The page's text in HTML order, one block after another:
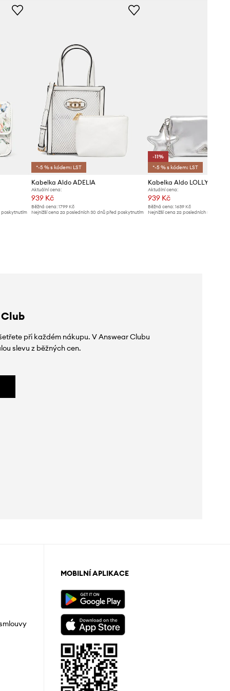
poskytnutím
*-5 % s kódem: LST
Kabelka Aldo ADELIA
Aktuální cena:
939 Kč
Běžná cena:1799 Kč
Nejnižší cena za posledních 30 dnů před poskytnutím
-11%
*-5 % s kódem: LST
Kabelka Aldo LOLLYBAG
Aktuální cena:
939 Kč
Běžná cena: 1639 Kč
Nejnižší cena za posledních 30 dnů
při každém nákupu. V Answear Clubu
slevu z běžných cen.
MOBILNÍ APLIKACE